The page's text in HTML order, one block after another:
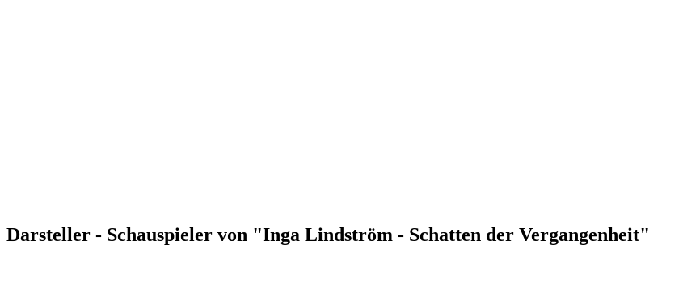
Darsteller - Schauspieler von "Inga Lindström - Schatten der Vergangenheit"